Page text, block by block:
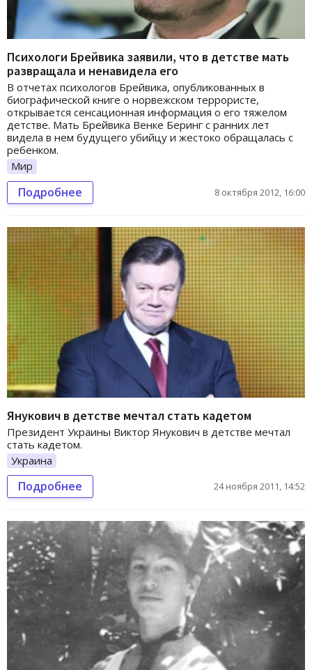
Психологи Брейвика заявили, что в детстве мать
развращала и ненавидела его
В отчетах психологов Брейвика, опубликованных в
биографической книге о норвежском террористе,
открывается сенсационная информация о его тяжелом
детстве. Мать Брейвика Венке Беринг с ранних лет
видела в нем будущего убийцу и жестоко обращалась с
ребенком.
Мир
Подробнее 8 октября 2012, 16:00
Янукович в детстве мечтал стать кадетом
Президент Украины Виктор Янукович в детстве мечтал
стать кадетом.
Украина
Подробнее 24 ноября 2011, 14:52